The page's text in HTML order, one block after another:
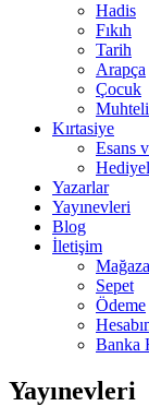
Hadis
Fıkıh
Tarih
Arapça
Çocuk
Kırtasiye
Esans
Yazarlar
Yayınevleri
Blog
İletişim
Mağaza
Sepet
Ödeme
Banka
Yayınevleri